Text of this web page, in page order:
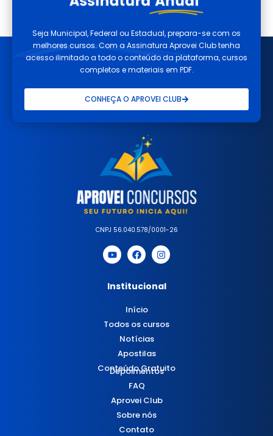
Seja Municipal, Federal ou Estadual, prepara-se com os
melhores cursos. Com a Assinatura Aprovei Club tenha
acesso ilimitado a todo o conteúdo da plataforma, cursos
completos e materiais em PDF.
CONHEÇA O APROVEI CLUB
CNPJ 56.040.578/0001-26
Institucional
Início
Todos os cursos
Notícias
Apostilas
Conteúdo Gratuito
Depoimentos
FAQ
Aprovei Club
Sobre nós
Contato